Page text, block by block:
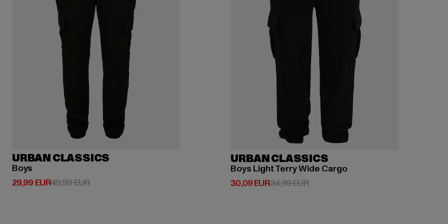
URBAN CLASSICS
Boys
29,99 EUR
Derzeitiger Preis: 29,99 EUR
49,99 EURAktionspreis: 49,99 EUR
URBAN CLASSICS
Boys Light Terry Wide Cargo
30,09 EUR
Derzeitiger Preis: 30,09 EUR
34,99 EURAktionspreis: 34,99 EUR